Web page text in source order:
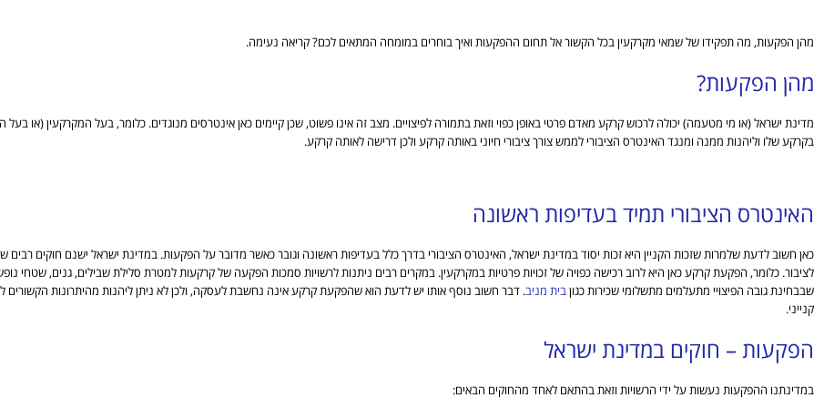
מהן הפקעות, מה תפקידו של שמאי מקרקעין בכל הקשור אל תחום ההפקעות ואיך בוחרים במומחה המתאים לכם? קריאה נעימה.
מהן הפקעות?
מדינת ישראל (או מי מטעמה) יכולה לרכוש קרקע מאדם פרטי באופן כפוי וזאת בתמורה לפיצויים. מצב זה אינו פשוט, שכן קיימים כאן אינטרסים מנוגדים. כלומר, בעל המקרקעין (או בעל
בקרקע שלו וליהנות ממנה ומנגד האינטרס הציבורי לממש צורך ציבורי חיוני באותה קרקע ולכן דרישה לאותה קרקע.
האינטרס הציבורי תמיד בעדיפות ראשונה
כאן חשוב לדעת שלמרות שזכות הקניין היא זכות יסוד במדינת ישראל, האינטרס הציבורי בדרך כלל בעדיפות ראשונה וגובר כאשר מדובר על הפקעות. במדינת ישראל ישנם חוקים
לציבור. כלומר, הפקעת קרקע כאן היא לרוב רכישה כפויה של זכויות פרטיות במקרקעין. במקרים רבים ניתנות לרשויות סמכות הפקעה של קרקעות למטרת סלילת שבילים, גנים, שטחי
שבבחינת גובה הפיצויי מתעלמים מתשלומי שכירות כגוןבית מניב. דבר חשוב נוסף אותו יש לדעת הוא שהפקעת קרקע אינה נחשבת לעסקה, ולכן לא ניתן ליהנות מהיתרונות הקשורים
קנייני.
הפקעות – חוקים במדינת ישראל
במדינתנו ההפקעות נעשות על ידי הרשויות וזאת בהתאם לאחד מהחוקים הבאים: